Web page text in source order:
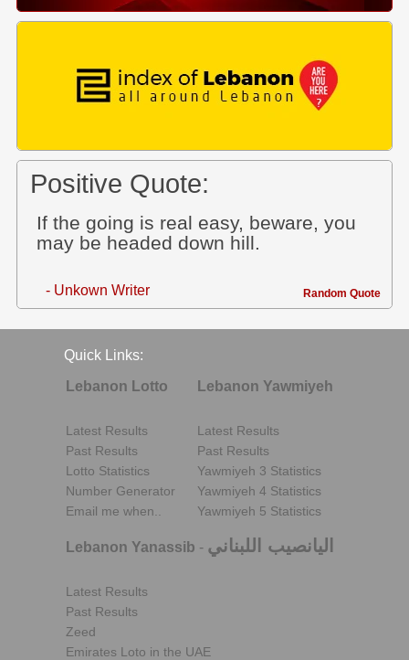
Positive Quote:
If the going is real easy, beware, you
may be headed down hill.
- Unkown Writer Random Quote
Quick Links:
Lebanon Lotto
Latest Results
Past Results
Lotto Statistics
Number Generator
Email me when..
Lebanon Yawmiyeh
Latest Results
Past Results
Yawmiyeh 3 Statistics
Yawmiyeh 4 Statistics
Yawmiyeh 5 Statistics
Lebanon Yanassib - اليانصيب اللبناني
Latest Results
Past Results
Zeed
Emirates Loto in the UAE